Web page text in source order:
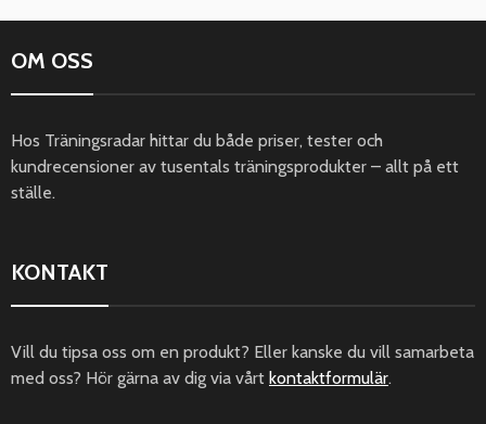
OM OSS
Hos Träningsradar hittar du både priser, tester och
kundrecensioner av tusentals träningsprodukter – allt på ett
ställe.
KONTAKT
Vill du tipsa oss om en produkt? Eller kanske du vill samarbeta
med oss? Hör gärna av dig via vårt kontaktformulär.